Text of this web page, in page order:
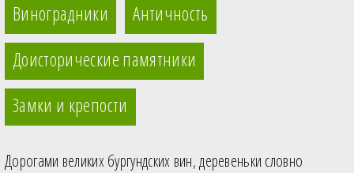
Виноградники
Античность
Доисторические памятники
Замки и крепости
Дорогами великих бургундских вин, деревеньки словно